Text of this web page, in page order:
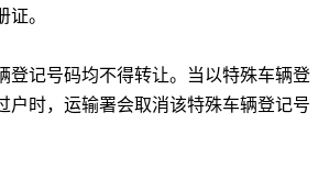
。
登记号码均不得转让。当以特殊车辆登
户时，运输署会取消该特殊车辆登记号